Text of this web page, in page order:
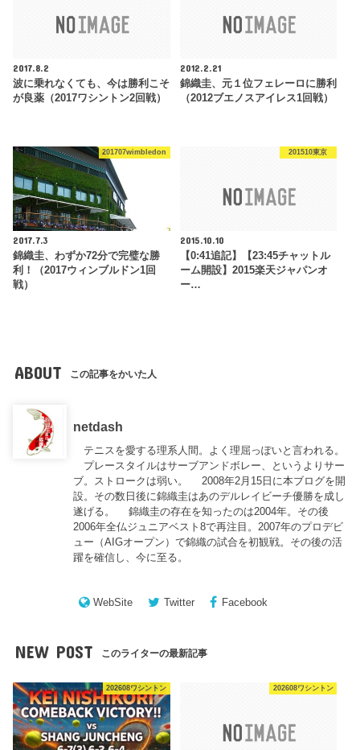
2017.8.2
波に乗れなくても、今は勝利こそ
が良薬（2017ワシントン2回戦）
2012.2.21
錦織圭、元１位フェレーロに勝利
（2012ブエノスアイレス1回戦）
201707wimbledon
2017.7.3
錦織圭、わずか72分で完璧な勝
利！（2017ウィンブルドン1回
戦）
201510東京
2015.10.10
【0:41追記】【23:45チャットル
ーム開設】2015楽天ジャパンオ
ー…
ABOUT この記事をかいた人
netdash
テニスを愛する理系人間。よく理屈っぽいと言われる。
プレースタイルはサーブアンドボレー、というよりサー
ブ。ストロークは弱い。 2008年2月15日に本ブログを開
設。その数日後に錦織圭はあのデルレイビーチ優勝を成し
遂げる。 錦織圭の存在を知ったのは2004年。その後
2006年全仏ジュニアベスト8で再注目。2007年のプロデビ
ュー（AIGオープン）で錦織の試合を初観戦。その後の活
躍を確信し、今に至る。
WebSite Twitter Facebook
NEW POST このライターの最新記事
202608ワシントン 202608ワシントン